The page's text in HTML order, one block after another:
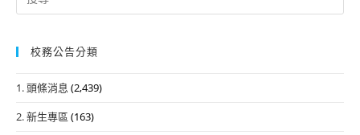
for:
校務公告分類
1. 頭條消息 (2,439)
2. 新生專區 (163)